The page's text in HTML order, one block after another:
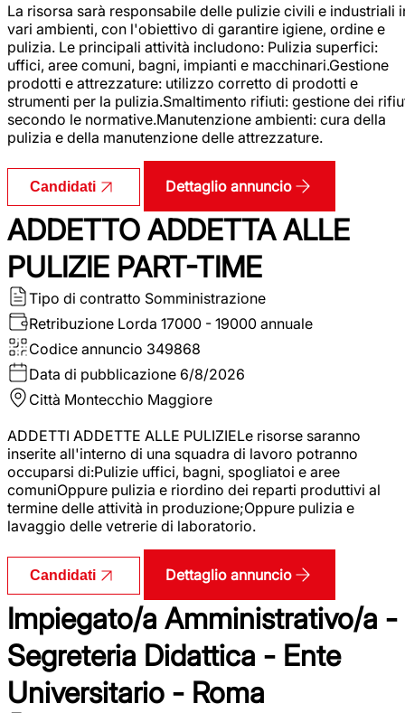
La risorsa sarà responsabile delle pulizie civili e industriali
vari ambienti, con l'obiettivo di garantire igiene, ordine e
pulizia. Le principali attività includono: Pulizia superfici:
uffici, aree comuni, bagni, impianti e macchinari.Gestione
prodotti e attrezzature: utilizzo corretto di prodotti e
strumenti per la pulizia.Smaltimento rifiuti: gestione dei
secondo le normative.Manutenzione ambienti: cura della
pulizia e della manutenzione delle attrezzature.
Candidati Dettaglio annuncio
ADDETTO ADDETTA ALLE
PULIZIE PART-TIME
Tipo di contratto Somministrazione
Retribuzione Lorda 17000 - 19000 annuale
Codice annuncio 349868
Data di pubblicazione 6/8/2026
Città Montecchio Maggiore
ADDETTI ADDETTE ALLE PULIZIELe risorse saranno
inserite all'interno di una squadra di lavoro potranno
occuparsi di:Pulizie uffici, bagni, spogliatoi e aree
comuniOppure pulizia e riordino dei reparti produttivi al
termine delle attività in produzione;Oppure pulizia e
lavaggio delle vetrerie di laboratorio.
Candidati Dettaglio annuncio
Impiegato/a Amministrativo/a -
Segreteria Didattica - Ente
Universitario - Roma